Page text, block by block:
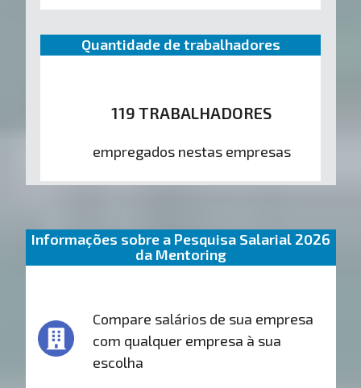
Quantidade de trabalhadores
119 TRABALHADORES
empregados nestas empresas
Informações sobre a Pesquisa Salarial 2026
da Mentoring
Compare salários de sua empresa
com qualquer empresa à sua
escolha